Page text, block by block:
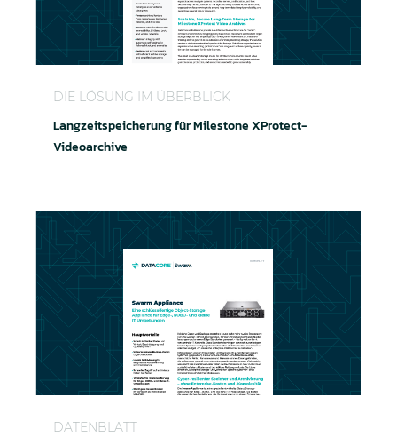
DIE LÖSUNG IM ÜBERBLICK
Langzeitspeicherung für Milestone XProtect-
Videoarchive
DATENBLATT